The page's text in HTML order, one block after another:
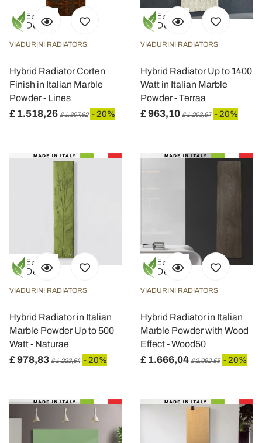
VIADURINI RADIATORS
Hybrid Radiator Corten
Finish in Italian Marble
Powder - Lines
£ 1.518,26 £ 1.897,82 - 20%
VIADURINI RADIATORS
Hybrid Radiator Up to 1400
Watt in Italian Marble
Powder - Terraa
£ 963,10 £ 1.203,87 - 20%
VIADURINI RADIATORS
Hybrid Radiator in Italian
Marble Powder Up to 500
Watt - Naturae
£ 978,83 £ 1.223,54 - 20%
VIADURINI RADIATORS
Hybrid Radiator in Italian
Marble Powder with Wood
Effect - Wood50
£ 1.666,04 £ 2.082,55 - 20%